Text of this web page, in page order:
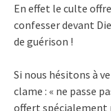
En effet le culte
confesser devant
de guérison !
Si nous hésitons à
clame : « ne passe
offert spécialement